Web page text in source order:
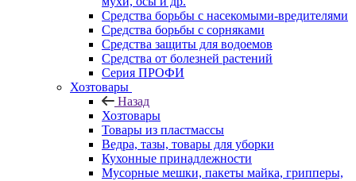
Средства борьбы с насекомыми-вредителями
Средства борьбы с сорняками
Средства защиты для водоемов
Средства от болезней растений
Серия ПРОФИ
Хозтовары
Назад
Хозтовары
Товары из пластмассы
Ведра, тазы, товары для уборки
Кухонные принадлежности
Мусорные мешки, пакеты майка, грипперы,